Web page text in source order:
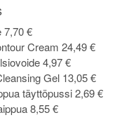
7,70 €
Cream 24,49 €
4,97 €
Gel 13,05 €
täyttöpussi 2,69 €
8,55 €